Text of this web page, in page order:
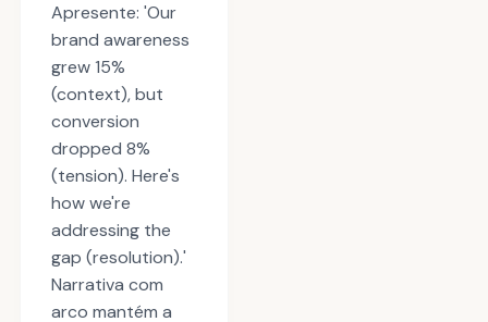
Apresente: 'Our
brand awareness
grew 15%
(context), but
conversion
dropped 8%
(tension). Here's
how we're
addressing the
gap (resolution).'
Narrativa com
arco mantém a